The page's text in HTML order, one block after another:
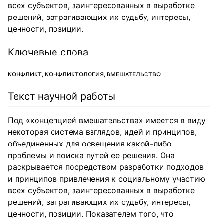
всех субъектов, заинтересованных в выработке
решений, затрагивающих их судьбу, интересы,
ценности, позиции.
Ключевые слова
КОНФЛИКТ, КОНФЛИКТОЛОГИЯ, ВМЕШАТЕЛЬСТВО
Текст научной работы
Под «концепцией вмешательства» имеется в виду
некоторая система взглядов, идей и принципов,
объединенных для освещения какой-либо
проблемы и поиска путей ее решения. Она
раскрывается посредством разработки подходов
и принципов привлечения к социальному участию
всех субъектов, заинтересованных в выработке
решений, затрагивающих их судьбу, интересы,
ценности, позиции. Показателем того, что